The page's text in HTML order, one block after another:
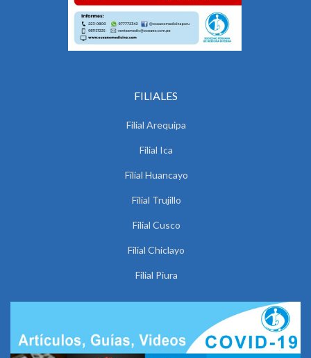
FILIALES
Filial Arequipa
Filial Ica
Filial Huancayo
Filial Trujillo
Filial Cusco
Filial Chiclayo
Filial Piura